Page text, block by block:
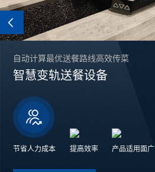
Previous
自动计算最优送餐路线高效传菜
智慧变轨送餐设备
节省人力成本 提高效率 产品适用面广